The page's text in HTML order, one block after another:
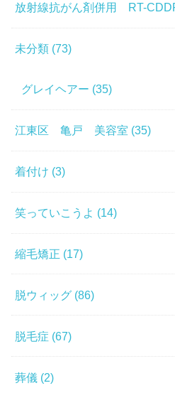
放射線抗がん剤併用 RT-
未分類 (73)
グレイヘアー (35)
江東区 亀戸 美容室 (35)
着付け (3)
笑っていこうよ (14)
縮毛矯正 (17)
脱ウィッグ (86)
脱毛症 (67)
葬儀 (2)